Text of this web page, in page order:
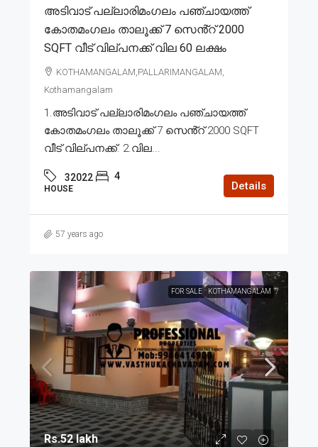
അടിവാട് പല്ലാരിമംഗലം പഞ്ചായത്ത്
കോതമംഗലം താലൂക്ക് 7 സെൻ്റ് 2000
SQFT വീട് വില്പനക്ക് വില 60 ലക്ഷം
KOTHAMANGALAM,PALLARIMANGALAM,
Kothamangalam
1.അടിവാട് പല്ലാരിമംഗലം പഞ്ചായത്ത്
കോതമംഗലം താലൂക്ക് 7 സെൻ്റ് 2000 SQFT
വീട് വില്പനക്ക്. 2.വില...
32022 4
HOUSE Details
57 years ago
FOR SALE KOTHAMANGALAM
Rs.52 lakh